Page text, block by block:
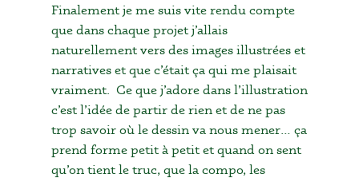
Finalement je me suis vite rendu compte
que dans chaque projet j’allais
naturellement vers des images illustrées et
narratives et que c’était ça qui me plaisait
vraiment. Ce que j’adore dans l’illustration
c’est l’idée de partir de rien et de ne pas
trop savoir où le dessin va nous mener… ça
prend forme petit à petit et quand on sent
qu’on tient le truc, que la compo, les